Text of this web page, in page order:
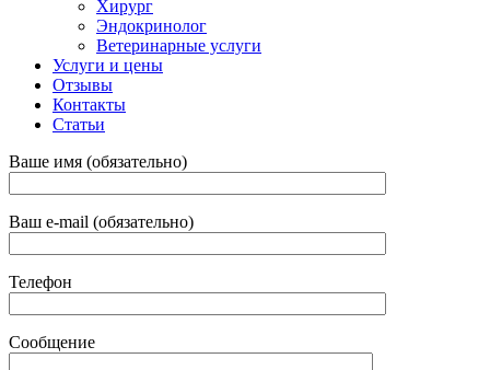
Хирург
Эндокринолог
Ветеринарные услуги
Услуги и цены
Отзывы
Контакты
Статьи
Ваше имя (обязательно)
Ваш e-mail (обязательно)
Телефон
Сообщение